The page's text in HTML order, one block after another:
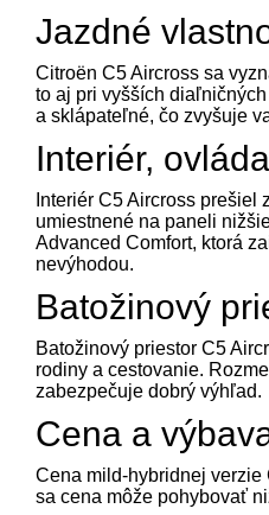
Jazdné
Citroën C5 Aircross sa
to aj pri vyšších
a sklápateľné, čo zvyšuje
Interiér,
Interiér C5 Aircross
umiestnené na paneli
Advanced Comfort, ktorá
nevýhodou.
Batožinový
Batožinový priestor C5
rodiny a cestovanie.
zabezpečuje dobrý výhľad.
Cena a
Cena mild-hybridnej verzie
sa cena môže pohybovať